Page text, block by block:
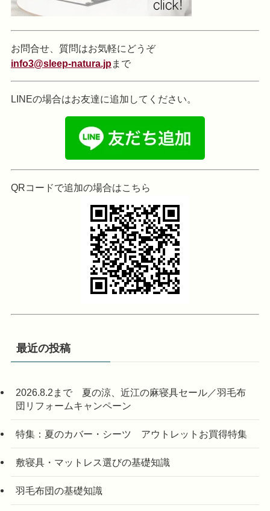
お問合せ、質問はお気軽にどうぞ
info3@sleep-natura.jpまで
LINEの場合はお友達に追加してください。
QRコードで追加の場合はこちら
最近の投稿
2026.8.2まで 夏の涼、近江の麻寝具セール／羽毛布
団リフォームキャンペーン
特集：夏のカバー・シーツ アウトレットお買得特集
敷寝具・マットレス選びの基礎知識
羽毛布団の基礎知識